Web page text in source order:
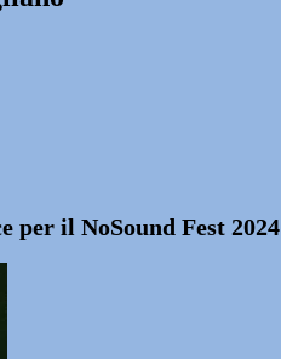
per il NoSound Fest 2024